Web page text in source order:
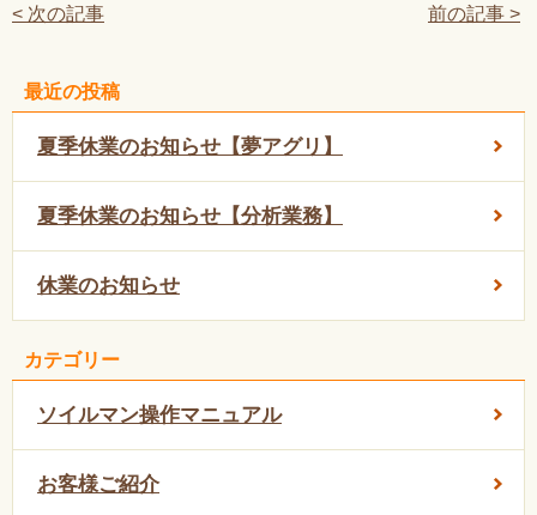
< 次の記事 前の記事 >
最近の投稿
夏季休業のお知らせ【夢アグリ】
夏季休業のお知らせ【分析業務】
休業のお知らせ
カテゴリー
ソイルマン操作マニュアル
お客様ご紹介